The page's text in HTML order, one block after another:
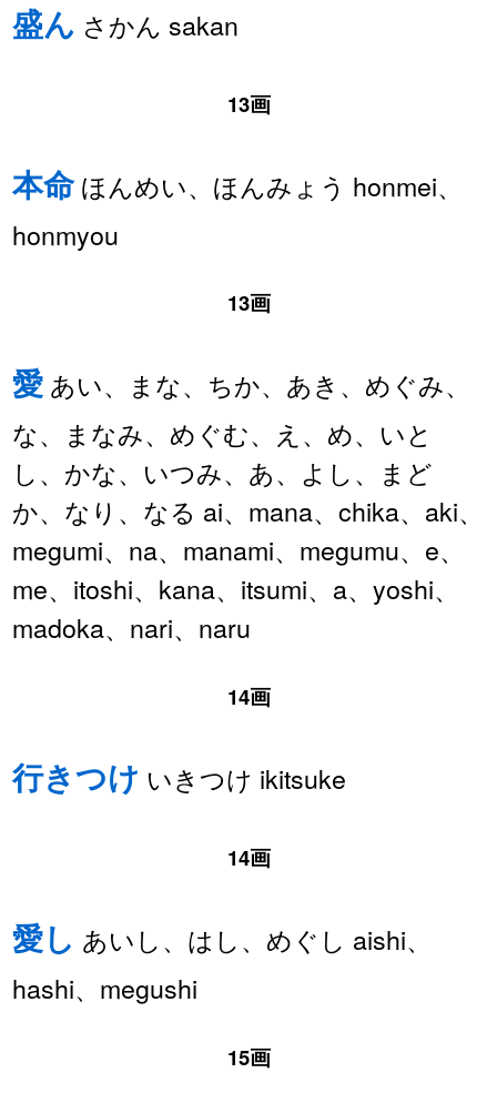
盛ん さかん sakan
13画
本命ほんめい、ほんみょう honmei、
honmyou
13画
愛 あい、まな、ちか、あき、めぐみ、
な、まなみ、めぐむ、え、め、いと
し、かな、いつみ、あ、よし、まど
か、なり、なる ai、mana、chika、aki、
megumi、na、manami、megumu、e、
me、itoshi、kana、itsumi、a、yoshi、
madoka、nari、naru
14画
行きつけ いきつけ ikitsuke
14画
愛し あいし、はし、めぐし aishi、
hashi、megushi
15画